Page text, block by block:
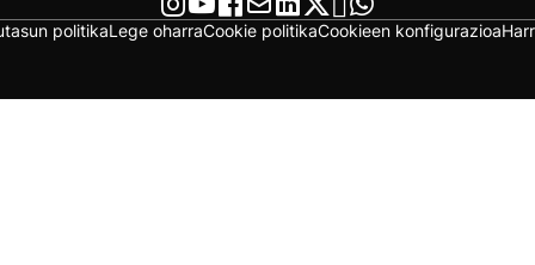
politikaLege oharraCookie politikaCookieen konfigurazioa